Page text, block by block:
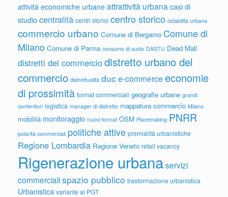
attività economiche urbaneattrattività urbana casi di
studiocentralità centri storici centro storico ciclabilità urbana
commercio urbano Comune di Bergamo Comune di
Milano Comune di Parma consumo di suolo DASTU Dead Mall
distretti del commerciodistretto urbano del
commercio distrettualità duc e-commerce economie
di prossimità format commerciali geografie urbane grandi
contenitori logistica manager di distretto mappatura commercio Milano
mobilità monitoraggio nuovi format OSM Placemaking PNRR
polarità commerciali politiche attive premialità urbanistiche
Regione Lombardia Regione Veneto retail vacancy
Rigenerazione urbanaservizi
commercialispazio pubblico trasformazione urbanistica
Urbanistica variante al PGT